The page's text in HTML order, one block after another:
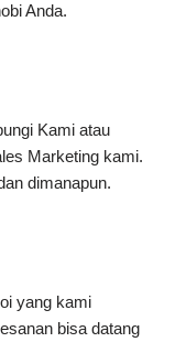
Anda.
Kami atau
Marketing kami.
dimanapun.
yang kami
bisa datang